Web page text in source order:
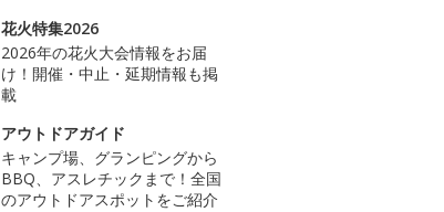
花火特集2026
2026年の花火大会情報をお届
け！開催・中止・延期情報も掲
載
アウトドアガイド
キャンプ場、グランピングから
BBQ、アスレチックまで！全国
のアウトドアスポットをご紹介